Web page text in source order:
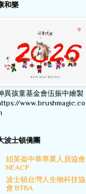
和樂
異孩童基金會伍振中繪製
www.brushmagic.co
波士頓僑團
紐英崙中華專業人員協會
NEACP
波士頓台灣人生物科技協
會 BTBA